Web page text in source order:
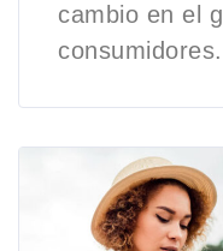
cambio en el
consumidores.